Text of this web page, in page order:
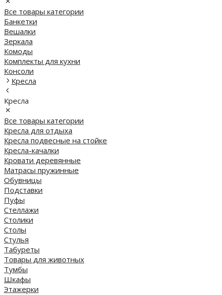
Все товары категории
Банкетки
Вешалки
Зеркала
Комоды
Комплекты для кухни
Консоли
Кресла
Кресла
Все товары категории
Кресла для отдыха
Кресла подвесные на стойке
Кресла-качалки
Кровати деревянные
Матрасы пружинные
Обувницы
Подставки
Пуфы
Стеллажи
Столики
Столы
Стулья
Табуреты
Товары для животных
Тумбы
Шкафы
Этажерки